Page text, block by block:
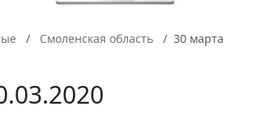
Смоленская область
30 марта